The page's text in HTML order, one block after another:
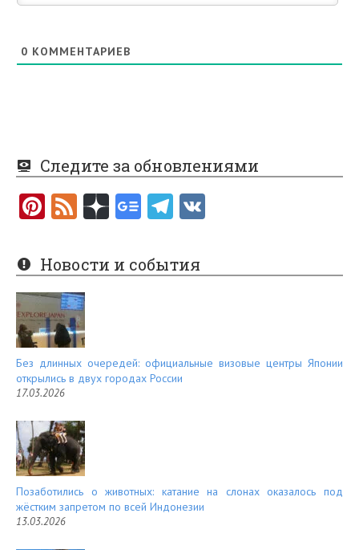
0 КОММЕНТАРИЕВ
Следите за обновлениями
Pi
er
es
t
F
e
d
Новости и события
Без длинных очередей: официальные визовые центры Японии
открылись в двух городах России
17.03.2026
Позаботились о животных: катание на слонах оказалось под
жёстким запретом по всей Индонезии
13.03.2026